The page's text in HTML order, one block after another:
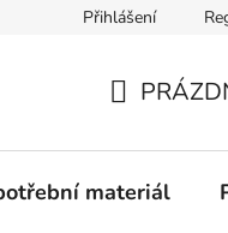
Aktuality
Přihlášení
KOŠÍK
materiál